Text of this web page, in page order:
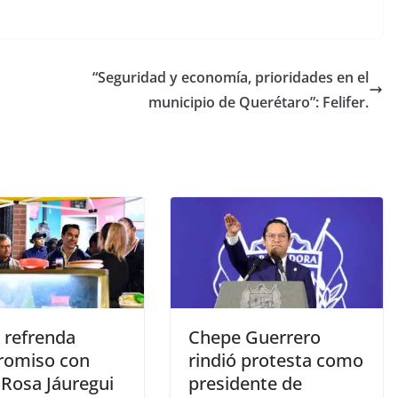
“Seguridad y economía, prioridades en el
municipio de Querétaro”: Felifer.
refrenda
con
Jáuregui
Chepe Guerrero
rindió protesta como
presidente de